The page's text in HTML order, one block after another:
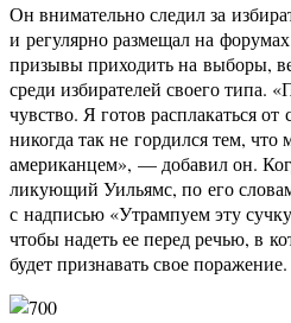
Он внимательно следил за
и регулярно размещал на
призывы приходить на выборы,
среди избирателей своего типа.
чувство. Я готов расплакаться от
никогда так не гордился тем, что
американцем», — добавил он.
ликующий Уильямс, по его
с надписью «Утрампуем эту
чтобы надеть ее перед речью, в
будет признавать свое поражение.